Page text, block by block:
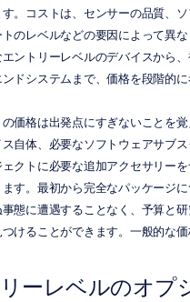
。コストは、センサーの品質、
のレベルなどの要因によって異
ントリーレベルのデバイスから
ドシステムまで、価格を段階的に
価格は出発点にすぎないことを覚
自体、必要なソフトウェアサブ
クトに必要な追加アクセサリー
す。最初から完全なパッケージに
態に遭遇することなく、予算と
けることができます。一般的な
ーレベルのオプ